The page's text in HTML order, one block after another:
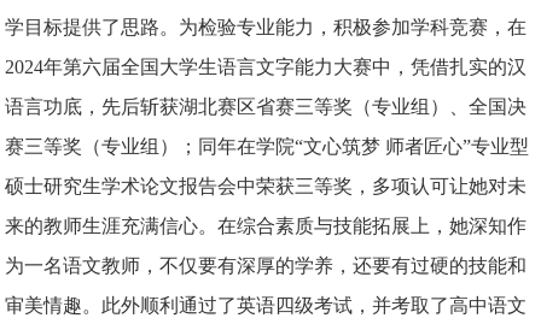
学目标提供了思路。为检验专业能力，积极参加学科竞赛，在
2024年第六届全国大学生语言文字能力大赛中，凭借扎实的汉
语言功底，先后斩获湖北赛区省赛三等奖（专业组）、全国决
赛三等奖（专业组）；同年在学院“文心筑梦 师者匠心”专业型
硕士研究生学术论文报告会中荣获三等奖，多项认可让她对未
来的教师生涯充满信心。在综合素质与技能拓展上，她深知作
为一名语文教师，不仅要有深厚的学养，还要有过硬的技能和
审美情趣。此外顺利通过了英语四级考试，并考取了高中语文